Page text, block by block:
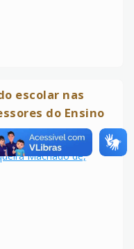
escolar nas
do Ensino
Machado de,